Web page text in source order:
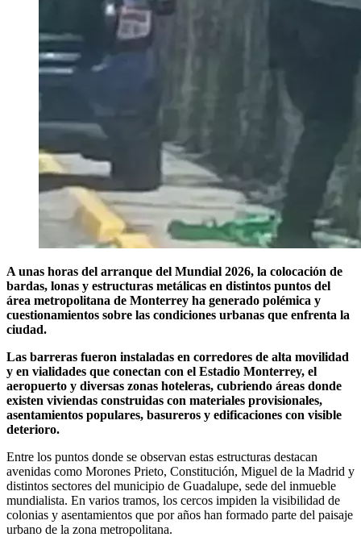
A unas horas del arranque del Mundial 2026, la colocación de
bardas, lonas y estructuras metálicas en distintos puntos del
área metropolitana de Monterrey ha generado polémica y
cuestionamientos sobre las condiciones urbanas que enfrenta la
ciudad.
Las barreras fueron instaladas en corredores de alta movilidad
y en vialidades que conectan con el Estadio Monterrey, el
aeropuerto y diversas zonas hoteleras, cubriendo áreas donde
existen viviendas construidas con materiales provisionales,
asentamientos populares, basureros y edificaciones con visible
deterioro.
Entre los puntos donde se observan estas estructuras destacan
avenidas como Morones Prieto, Constitución, Miguel de la Madrid y
distintos sectores del municipio de Guadalupe, sede del inmueble
mundialista. En varios tramos, los cercos impiden la visibilidad de
colonias y asentamientos que por años han formado parte del paisaje
urbano de la zona metropolitana.